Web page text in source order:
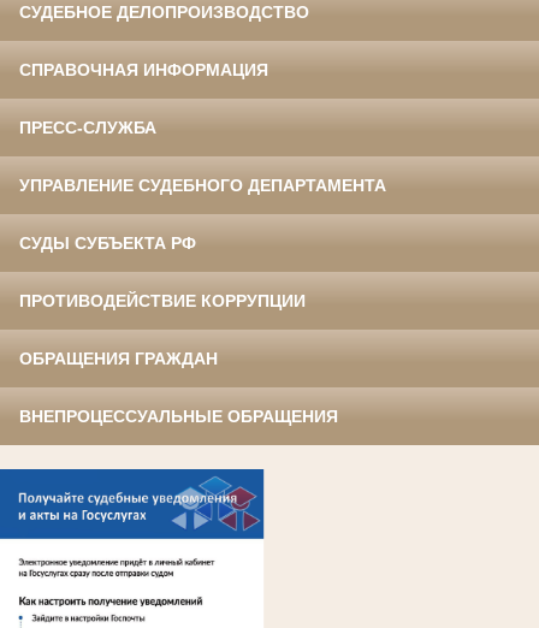
СУДЕБНОЕ ДЕЛОПРОИЗВОДСТВО
СПРАВОЧНАЯ ИНФОРМАЦИЯ
ПРЕСС-СЛУЖБА
УПРАВЛЕНИЕ СУДЕБНОГО ДЕПАРТАМЕНТА
СУДЫ СУБЪЕКТА РФ
ПРОТИВОДЕЙСТВИЕ КОРРУПЦИИ
ОБРАЩЕНИЯ ГРАЖДАН
ВНЕПРОЦЕССУАЛЬНЫЕ ОБРАЩЕНИЯ